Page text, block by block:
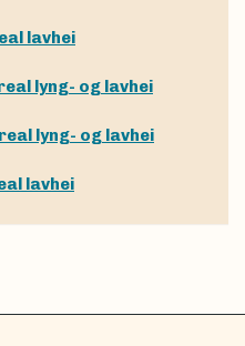
lavhei
lyng- og lavhei
lyng- og lavhei
lavhei